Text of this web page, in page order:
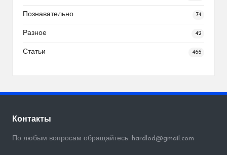
Познавательно 74
Разное 42
Статьи 466
Контакты
По любым вопросам обращайтесь: hardlod@gmail.com